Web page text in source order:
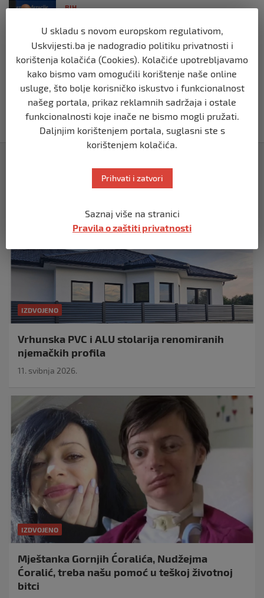
BIH
unutrašnjih poslova
prije 5 mjeseci
BIH
Akcija SIPA-e: Pretresaju se stambeni i
pomoćni objekti
prije 5 mjeseci
IZDVOJENO
Vrhunska PVC i ALU stolarija renomiranih
njemačkih profila
11. svibnja 2026.
IZDVOJENO
Mještanka Gornjih Ćoralića, Nudžejma
Ćoralić, treba našu pomoć u teškoj životnoj
bitci
U skladu s novom europskom regulativom,
Uskvijesti.ba je nadogradio politiku privatnosti i
korištenja kolačića (Cookies). Kolačiće upotrebljavamo
kako bismo vam omogućili korištenje naše online
usluge, što bolje korisničko iskustvo i funkcionalnost
našeg portala, prikaz reklamnih sadržaja i ostale
funkcionalnosti koje inače ne bismo mogli pružati.
Daljnjim korištenjem portala, suglasni ste s
korištenjem kolačića.
Prihvati i zatvori
Saznaj više na stranici
Pravila o zaštiti privatnosti